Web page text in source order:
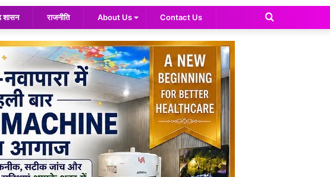
शासन राजनीति About Us Contact Us
Search